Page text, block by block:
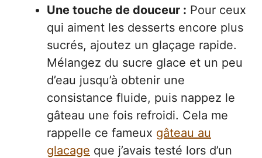
Une touche de douceur : Pour ceux
qui aiment les desserts encore plus
sucrés, ajoutez un glaçage rapide.
Mélangez du sucre glace et un peu
d’eau jusqu’à obtenir une
consistance fluide, puis nappez le
gâteau une fois refroidi. Cela me
rappelle ce fameux gâteau au
glacage que j’avais testé lors d’un